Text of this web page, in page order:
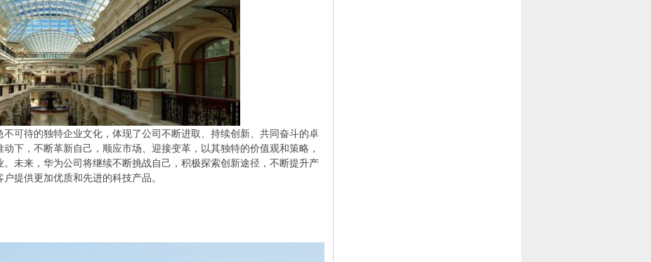
不可待的独特企业文化，体现了公司不断进取、持续创新、共同奋斗的卓
下，不断革新自己，顺应市场、迎接变革，以其独特的价值观和策略，
未来，华为公司将继续不断挑战自己，积极探索创新途径，不断提升产
提供更加优质和先进的科技产品。